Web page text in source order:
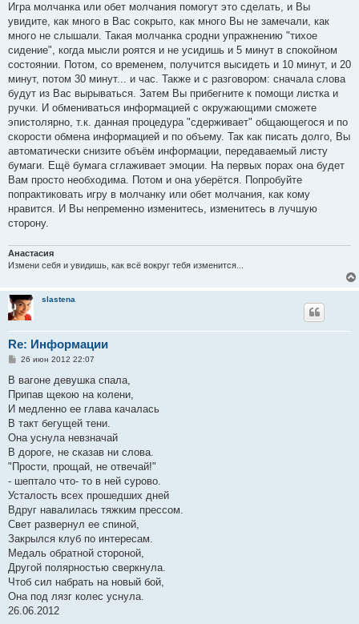
Игра молчанка или обет молчания помогут это сделать, и Вы
увидите, как много в Вас сокрыто, как много Вы не замечали, как
много не слышали. Такая молчанка сродни упражнению "тихое
сидение", когда мысли роятся и не усидишь и 5 минут в спокойном
состоянии. Потом, со временем, получится высидеть и 10 минут, и 20
минут, потом 30 минут... и час. Также и с разговором: сначала слова
будут из Вас вырываться. Затем Вы прибегните к помощи листка и
ручки. И обмениваться информацией с окружающими сможете
эпистолярно, т.к. данная процедура "сдерживает" общающегося и по
скорости обмена информацией и по объему. Так как писать долго, Вы
автоматически снизите объём информации, передаваемый листу
бумаги. Ещё бумага сглаживает эмоции. На первых порах она будет
Вам просто необходима. Потом и она уберётся. Попробуйте
попрактиковать игру в молчанку или обет молчания, как кому
нравится. И Вы непременно изменитесь, изменитесь в лучшую
сторону.
Анастасия
Измени себя и увидишь, как всё вокруг тебя изменится...
slastena
Re: Информации
С
о
щ
е
и
е
26 июн 2012 22:07
В вагоне девушка спала,
Припав щекою на колени,
И медленно ее глава качалась
В такт бегущей тени.
Она уснула невзначай
В дороге, не сказав ни слова.
"Прости, прощай, не отвечай!"
- шептало что- то в ней сурово.
Усталость всех прошедших дней
Вдруг навалилась тяжким прессом.
Свет развернул ее спиной,
Закрылся клуб по интересам.
Медаль обратной стороной,
Другой полярностью сверкнула.
Чтоб сил набрать на новый бой,
Она под лязг колес уснула.
26.06.2012